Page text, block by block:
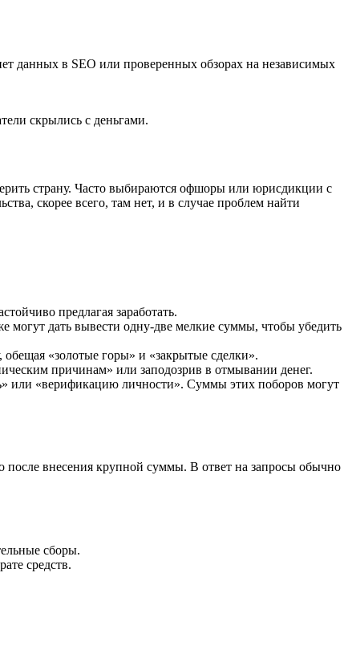
данных в SEO или проверенных обзорах на независимых
скрылись с деньгами.
страну. Часто выбираются офшоры или юрисдикции с
скорее всего, там нет, и в случае проблем найти
предлагая заработать.
дать вывести одну-две мелкие суммы, чтобы убедить
«золотые горы» и «закрытые сделки».
причинам» или заподозрив в отмывании денег.
или «верификацию личности». Суммы этих поборов могут
после внесения крупной суммы. В ответ на запросы обычно
сборы.
средств.